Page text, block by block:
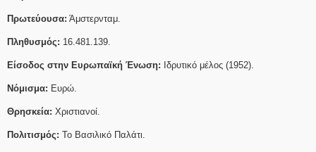
Πρωτεύουσα: Άμστερνταμ.
Πληθυσμός: 16.481.139.
Είσοδος στην Ευρωπαϊκή Ένωση: Ιδρυτικό μέλος (1952).
Νόμισμα: Ευρώ.
Θρησκεία: Χριστιανοί.
Πολιτισμός: Το Βασιλικό Παλάτι.